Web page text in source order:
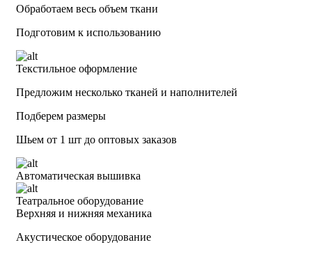
Обработаем весь объем ткани
Подготовим к использованию
Текстильное оформление
Предложим несколько тканей и наполнителей
Подберем размеры
Шьем от 1 шт до оптовых заказов
Автоматическая вышивка
Театральное оборудование
Верхняя и нижняя механика
Акустическое оборудование